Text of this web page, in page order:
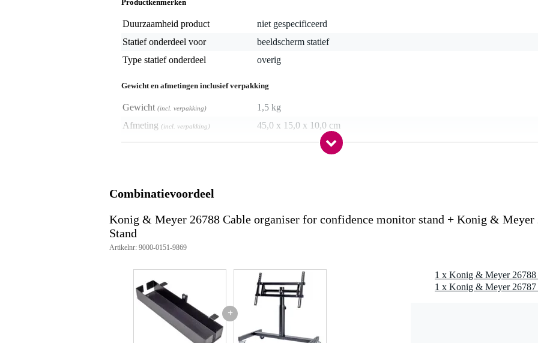
Productkenmerken
Duurzaamheid product
niet gespecificeerd
Statief onderdeel voor
beeldscherm statief
Type statief onderdeel
overig
Gewicht en afmetingen inclusief verpakking
Gewicht (incl. verpakking)
1,5 kg
Afmeting (incl. verpakking) 45,0 x 15,0 x 10,0 cm
weight_kg: 0.5 kg
speciale kenmerken: met zijopeningen voor gemakkelijke kabelgeleiding
type: gestructureerd zwart
Combinatievoordeel
Konig & Meyer 26788 Cable organiser for confidence monitor stand + Konig &
Stand
Artikelnr: 9000-0151-9869
+